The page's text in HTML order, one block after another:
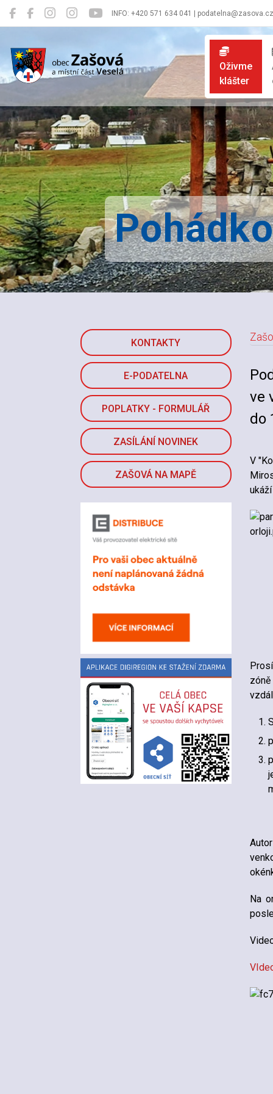
INFO: +420 571 634 041 | podatelna@zasova.cz
Zašová
Oživme
klášter
KONTAKTY
E-PODATELNA
POPLATKY - FORMULÁŘ
ZASÍLÁNÍ NOVINEK
ZAŠOVÁ NA MAPĚ
ve
do
V
Na